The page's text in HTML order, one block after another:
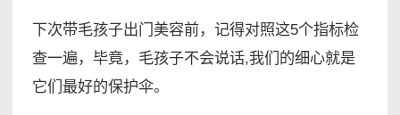
下次带毛孩子出门美容前，记得对照这5个指标检
查一遍，毕竟，毛孩子不会说话,我们的细心就是
它们最好的保护伞。